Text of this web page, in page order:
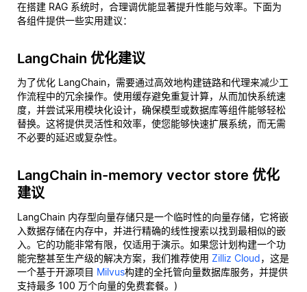
在搭建 RAG 系统时，合理调优能显著提升性能与效率。下面为
各组件提供一些实用建议：
LangChain 优化建议
为了优化 LangChain，需要通过高效地构建链路和代理来减少工
作流程中的冗余操作。使用缓存避免重复计算，从而加快系统速
度，并尝试采用模块化设计，确保模型或数据库等组件能够轻松
替换。这将提供灵活性和效率，使您能够快速扩展系统，而无需
不必要的延迟或复杂性。
LangChain in-memory vector store 优化
建议
LangChain 内存型向量存储只是一个临时性的向量存储，它将嵌
入数据存储在内存中，并进行精确的线性搜索以找到最相似的嵌
入。它的功能非常有限，仅适用于演示。如果您计划构建一个功
能完整甚至生产级的解决方案，我们推荐使用 Zilliz Cloud，这是
一个基于开源项目 Milvus构建的全托管向量数据库服务，并提供
支持最多 100 万个向量的免费套餐。)